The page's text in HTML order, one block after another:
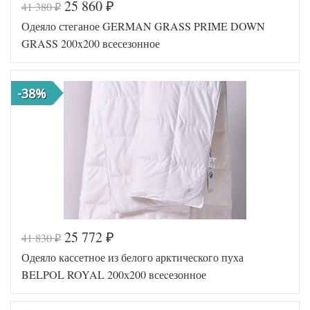
Код товара
561-474
Артикул
GG-33847
Ширина х
Длина
200х220
(евро)
Сезонность
Всесезонное
Наполнитель
Конопля /
Кукуруза
Ткань
(Словения)
Код товара
Артикул
GG-66140
Ширина х
Длина
200х200 (евро)
Сезонность
Всесезонное
41 380₽ 25 860 ₽
Одеяло стеганое GERMAN GRASS PRIME DOWN
GRASS 200x200 всесезонное
-38%
41 830₽ 25 772 ₽
Одеяло кассетное из белого арктического пуха
BELPOL ROYAL 200х200 всеcезонное